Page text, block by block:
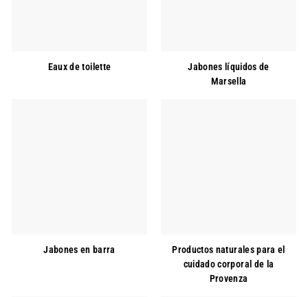
Eaux de toilette
Jabones líquidos de
Marsella
Jabones en barra
Productos naturales para el
cuidado corporal de la
Provenza